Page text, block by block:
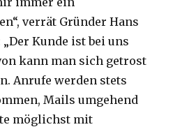
verrät Gründer Hans
„Der Kunde ist bei uns
kann man sich getrost
Anrufe werden stets
Mails umgehend
möglichst mit